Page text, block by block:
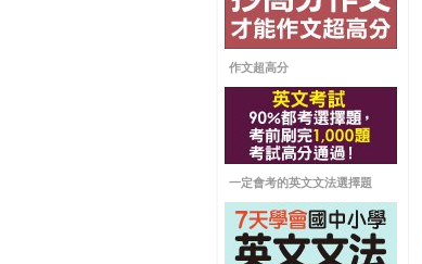
作文超高分
一定會考的英文文法選擇題